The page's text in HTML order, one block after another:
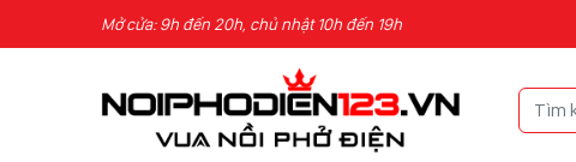
Skip to contentMở cửa: 9h đến 20h, chủ nhật 10h đến 19h